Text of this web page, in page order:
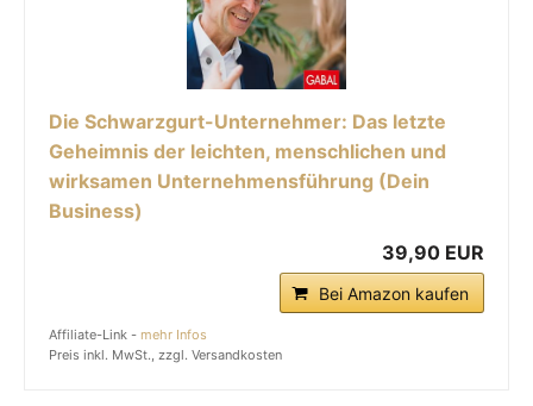
Die Schwarzgurt-Unternehmer: Das letzte
Geheimnis der leichten, menschlichen und
wirksamen Unternehmensführung (Dein
Business)
39,90 EUR
Bei Amazon kaufen
Affiliate-Link - mehr Infos
Preis inkl. MwSt., zzgl. Versandkosten